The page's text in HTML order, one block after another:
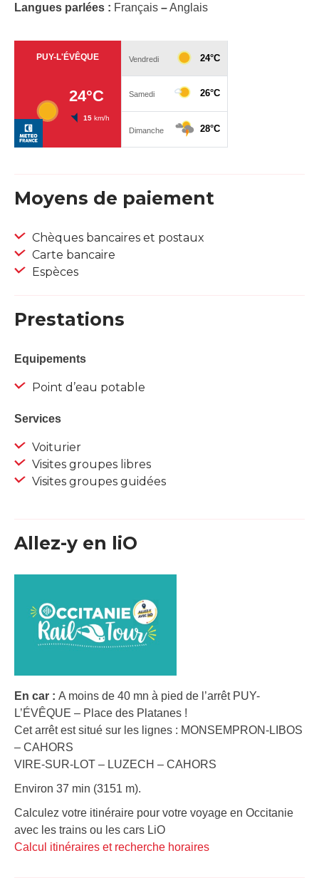
Langues parlées : Français –Anglais
Moyens de paiement
Chèques bancaires et postaux
Carte bancaire
Espèces
Prestations
Equipements
Point d’eau potable
Services
Voiturier
Visites groupes libres
Visites groupes guidées
Allez-y en liO
En car : A moins de 40 mn à pied de l’arrêt PUY-
L’ÉVÊQUE – Place des Platanes !
Cet arrêt est situé sur les lignes : MONSEMPRON-LIBOS
– CAHORS
VIRE-SUR-LOT – LUZECH – CAHORS
Environ 37 min (3151 m).
Calculez votre itinéraire pour votre voyage en Occitanie
avec les trains ou les cars LiO
Calcul itinéraires et recherche horaires